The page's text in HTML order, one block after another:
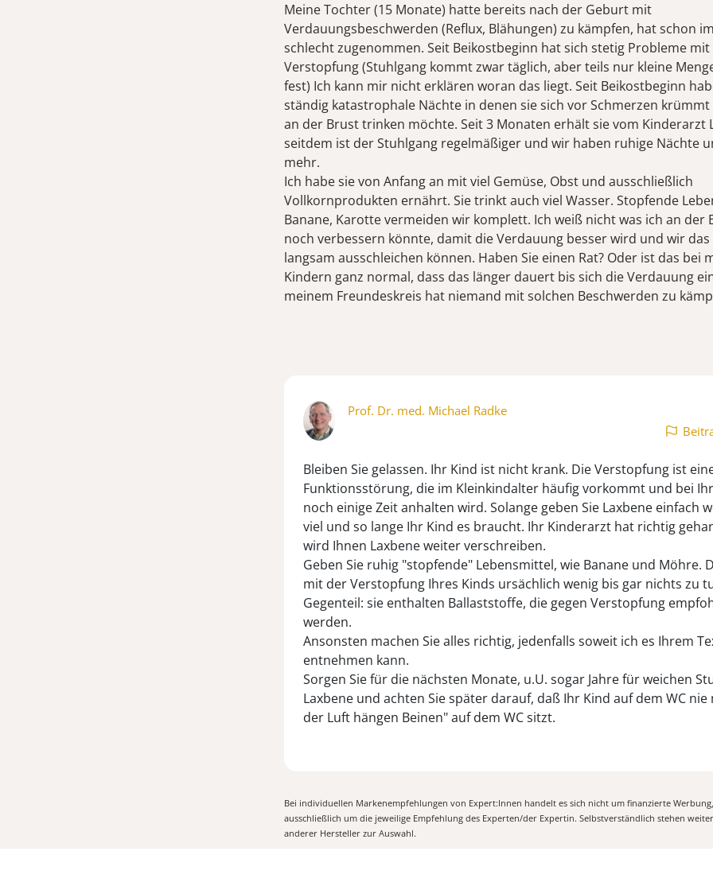
Meine Tochter (15 Monate) hatte bereits nach der Geburt mit
Verdauungsbeschwerden (Reflux, Blähungen) zu kämpfen, hat schon
schlecht zugenommen. Seit Beikostbeginn hat sich stetig Probleme mit
Verstopfung (Stuhlgang kommt zwar täglich, aber teils nur kleine
fest) Ich kann mir nicht erklären woran das liegt. Seit Beikostbeginn
ständig katastrophale Nächte in denen sie sich vor Schmerzen
an der Brust trinken möchte. Seit 3 Monaten erhält sie vom Kinderarzt
seitdem ist der Stuhlgang regelmäßiger und wir haben ruhige Nächte
mehr.
Ich habe sie von Anfang an mit viel Gemüse, Obst und ausschließlich
Vollkornprodukten ernährt. Sie trinkt auch viel Wasser. Stopfende
Banane, Karotte vermeiden wir komplett. Ich weiß nicht was ich an der
noch verbessern könnte, damit die Verdauung besser wird und wir das
langsam ausschleichen können. Haben Sie einen Rat? Oder ist das bei
Kindern ganz normal, dass das länger dauert bis sich die Verdauung
meinem Freundeskreis hat niemand mit solchen Beschwerden zu
Prof. Dr. med. Michael Radke
Bleiben Sie gelassen. Ihr Kind ist nicht krank. Die Verstopfung ist
Funktionsstörung, die im Kleinkindalter häufig vorkommt und bei
noch einige Zeit anhalten wird. Solange geben Sie Laxbene einfach
viel und so lange Ihr Kind es braucht. Ihr Kinderarzt hat richtig
wird Ihnen Laxbene weiter verschreiben.
Geben Sie ruhig "stopfende" Lebensmittel, wie Banane und Möhre.
mit der Verstopfung Ihres Kinds ursächlich wenig bis gar nichts zu
Gegenteil: sie enthalten Ballaststoffe, die gegen Verstopfung
werden.
Ansonsten machen Sie alles richtig, jedenfalls soweit ich es Ihrem
entnehmen kann.
Sorgen Sie für die nächsten Monate, u.U. sogar Jahre für weichen
Laxbene und achten Sie später darauf, daß Ihr Kind auf dem WC nie
der Luft hängen Beinen" auf dem WC sitzt.
Bei individuellen Markenempfehlungen von Expert:Innen handelt es sich nicht um finanzierte
ausschließlich um die jeweilige Empfehlung des Experten/der Expertin. Selbstverständlich stehen
anderer Hersteller zur Auswahl.